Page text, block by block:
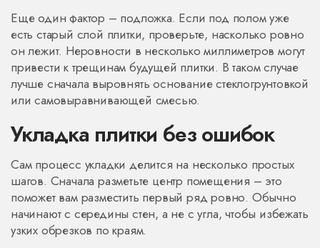
Еще один фактор – подложка. Если под полом уже
есть старый слой плитки, проверьте, насколько ровно
он лежит. Неровности в несколько миллиметров могут
привести к трещинам будущей плитки. В таком случае
лучше сначала выровнять основание стеклогрунтовкой
или самовыравнивающей смесью.
Укладка плитки без ошибок
Сам процесс укладки делится на несколько простых
шагов. Сначала разметьте центр помещения – это
поможет вам разместить первый ряд ровно. Обычно
начинают с середины стен, а не с угла, чтобы избежать
узких обрезков по краям.